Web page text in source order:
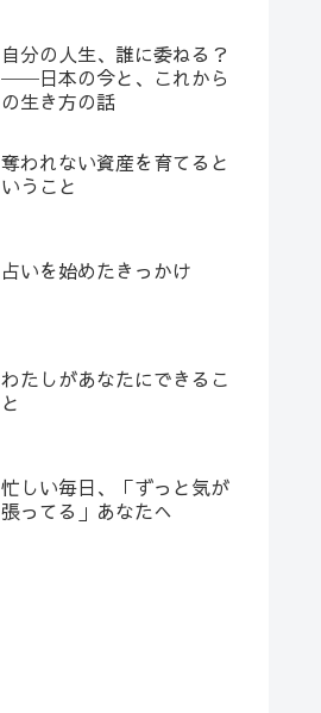
自分の人生、誰に委ねる？
──日本の今と、これから
の生き方の話
奪われない資産を育てると
いうこと
占いを始めたきっかけ
わたしがあなたにできるこ
と
忙しい毎日、「ずっと気が
張ってる」あなたへ